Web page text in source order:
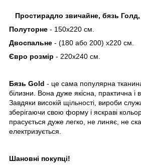
Простирадло звичайне, бязь Голд,
Полуторне - 150х220 см.
Двоспальне - (180 або 200) х220 см.
Євро розмір - 220х240 см.
Бязь Gold - це сама популярна
білизни. Вона дуже якісна, практична і
Завдяки високій щільності, вироби
зберігаючи свою форму і яскраві
прасується дуже легко, не линяє, не
електризується.
Шановні покупці!